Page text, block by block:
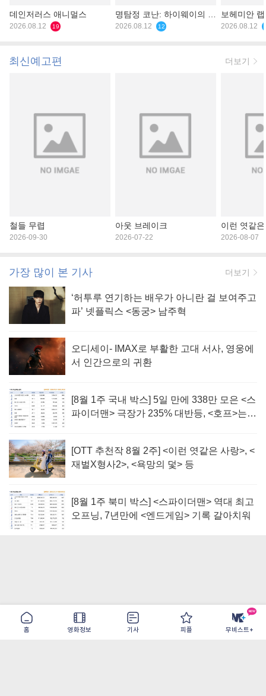
홈 영화정보 기사 피플 무비스트+
데인저러스 애니멀스
2026.08.12 19
명탐정 코난: 하이웨이의 타
천사
2026.08.12 12
보헤미안
2026.08.12
최신예고편 더보기
철들 무렵
2026-09-30
아웃 브레이크
2026-07-22
이런 엿같
2026-08-07
가장 많이 본 기사 더보기
‘허투루 연기하는 배우가 아니란 걸 보여주고
파’ 넷플릭스 <동궁> 남주혁
오디세이- IMAX로 부활한 고대 서사, 영웅에
서 인간으로의 귀환
[8월 1주 국내 박스] 5일 만에 338만 모은 <스
파이더맨> 극장가 235% 대반등, <호프>는
[OTT 추천작 8월 2주] <이런 엿같은 사랑>, <
재벌X형사2>, <욕망의 덫> 등
[8월 1주 북미 박스] <스파이더맨> 역대 최고
오프닝, 7년만에 <엔드게임> 기록 갈아치워